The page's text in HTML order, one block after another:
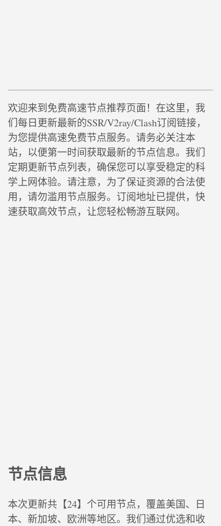
欢迎来到免费高速节点推荐页面！在这里，我
们每日更新最新的SSR/V2ray/Clash订阅链接，
为您提供高速免费节点服务。请务必关注本
站，以便第一时间获取最新的节点信息。我们
定期更新节点列表，确保您可以享受稳定的科
学上网体验。请注意，为了保证资源的合法使
用，请勿滥用节点服务。订阅地址已提供，快
速获取高效节点，让您轻松畅游互联网。
节点信息
本次更新共【24】个可用节点，覆盖美国、日
本、新加坡、欧洲等地区。我们通过优选和收